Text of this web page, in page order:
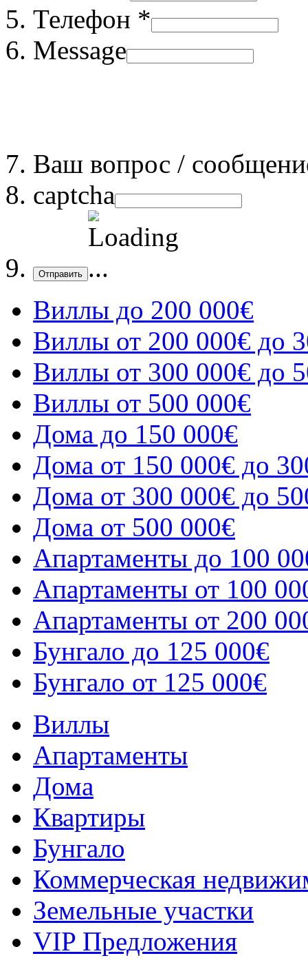
Телефон *
Message
Ваш вопрос /
captcha
Отправить
Виллы до 200 000€
Виллы от 200 000€ до
Виллы от 300 000€ до
Виллы от 500 000€
Дома до 150 000€
Дома от 150 000€ до
Дома от 300 000€ до
Дома от 500 000€
Апартаменты до 100
Апартаменты от 100
Апартаменты от 200
Бунгало до 125 000€
Бунгало от 125 000€
Виллы
Апартаменты
Дома
Квартиры
Бунгало
Коммерческая
Земельные участки
VIP Предложения